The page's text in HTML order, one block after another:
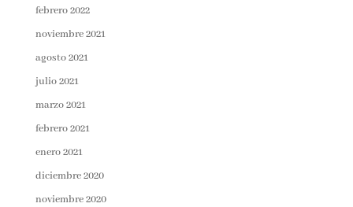
febrero 2022
noviembre 2021
agosto 2021
julio 2021
marzo 2021
febrero 2021
enero 2021
diciembre 2020
noviembre 2020